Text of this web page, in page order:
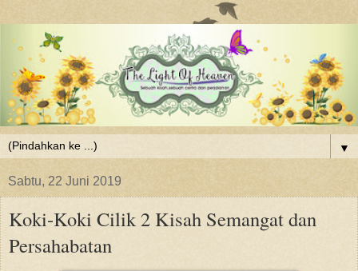
▼
Sabtu, 22 Juni 2019
Koki-Koki Cilik 2 Kisah Semangat dan
Persahabatan